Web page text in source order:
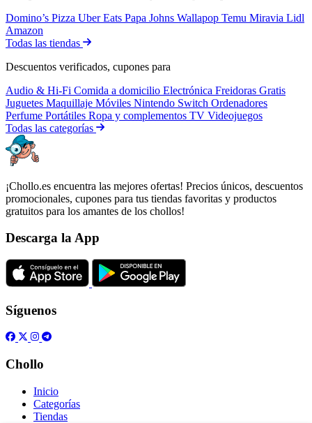
Domino’s Pizza Uber Eats Papa Johns Wallapop Temu Miravia Lidl
Amazon
Todas las tiendas
Descuentos verificados, cupones para
Audio & Hi-Fi Comida a domicilio Electrónica Freidoras Gratis
Juguetes Maquillaje Móviles Nintendo Switch Ordenadores
Perfume Portátiles Ropa y complementos TV Videojuegos
Todas las categorías
¡Chollo.es encuentra las mejores ofertas! Precios únicos, descuentos
promocionales, cupones para tus tiendas favoritas y productos
gratuitos para los amantes de los chollos!
Descarga la App
Síguenos
Chollo
Inicio
Categorías
Tiendas